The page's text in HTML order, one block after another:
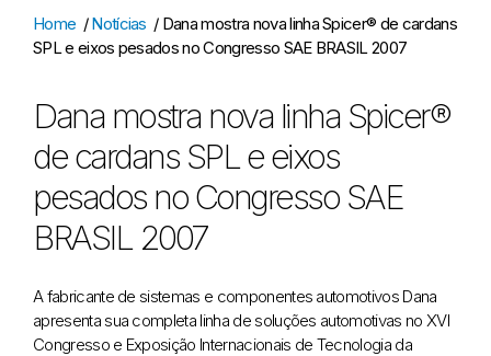
Home /Notícias / Dana mostra nova linha Spicer® de cardans
SPL e eixos pesados no Congresso SAE BRASIL 2007
Dana mostra nova linha Spicer®
de cardans SPL e eixos
pesados no Congresso SAE
BRASIL 2007
A fabricante de sistemas e componentes automotivos Dana
apresenta sua completa linha de soluções automotivas no XVI
Congresso e Exposição Internacionais de Tecnologia da